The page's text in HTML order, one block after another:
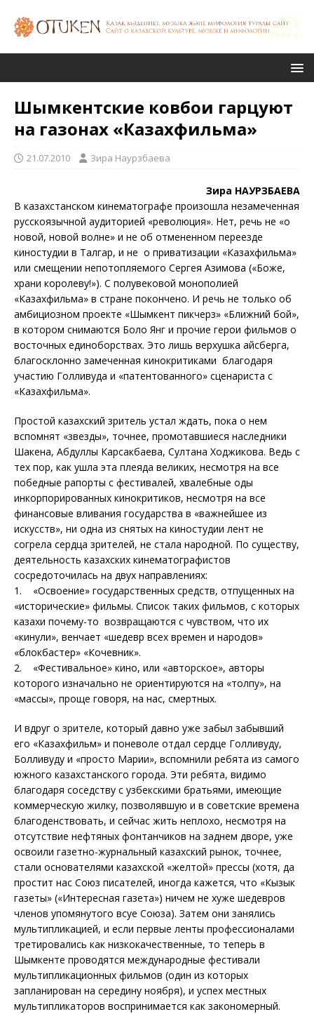
Шымкентские ковбои гарцуют
на газонах «Казахфильма»
21.07.2010 Зира Наурзбаева
Зира НАУРЗБАЕВА
В казахстанском кинематографе произошла незамеченная
русскоязычной аудиторией «революция». Нет, речь не «о
новой, новой волне» и не об отмененном переезде
киностудии в Талгар, и не о приватизации «Казахфильма»
или смещении непотопляемого Сергея Азимова («Боже,
храни королеву!»). С полувековой монополией
«Казахфильма» в стране покончено. И речь не только об
амбициозном проекте «Шымкент пикчерз» «Ближний бой»,
в котором снимаются Боло Янг и прочие герои фильмов о
восточных единоборствах. Это лишь верхушка айсберга,
благосклонно замеченная кинокритиками благодаря
участию Голливуда и «патентованного» сценариста с
«Казахфильма».
Простой казахский зритель устал ждать, пока о нем
вспомнят «звезды», точнее, промотавшиеся наследники
Шакена, Абдуллы Карсакбаева, Султана Ходжикова. Ведь с
тех пор, как ушла эта плеяда великих, несмотря на все
победные рапорты с фестивалей, хвалебные оды
инкорпорированных кинокритиков, несмотря на все
финансовые вливания государства в «важнейшее из
искусств», ни одна из снятых на киностудии лент не
согрела сердца зрителей, не стала народной. По существу,
деятельность казахских кинематографистов
сосредоточилась на двух направлениях:
1. «Освоение» государственных средств, отпущенных на
«исторические» фильмы. Список таких фильмов, с которых
казахи почему-то возвращаются с чувством, что их
«кинули», венчает «шедевр всех времен и народов»
«блокбастер» «Кочевник».
2. «Фестивальное» кино, или «авторское», авторы
которого изначально не ориентируются на «толпу», на
«массы», проще говоря, на нас, смертных.
И вдруг о зрителе, который давно уже забыл забывший
его «Казахфильм» и поневоле отдал сердце Голливуду,
Болливуду и «просто Марии», вспомнили ребята из самого
южного казахстанского города. Эти ребята, видимо
благодаря соседству с узбекскими братьями, имеющие
коммерческую жилку, позволявшую и в советские времена
благоденствовать, и сейчас жить неплохо, несмотря на
отсутствие нефтяных фонтанчиков на заднем дворе, уже
освоили газетно-журнальный казахский рынок, точнее,
стали основателями казахской «желтой» прессы (хотя, да
простит нас Союз писателей, иногда кажется, что «Кызык
газеты» («Интересная газета») ничем не хуже шедевров
членов упомянутого всуе Союза). Затем они занялись
мультипликацией, и если первые ленты профессионалами
третировались как низкокачественные, то теперь в
Шымкенте проводятся международные фестивали
мультипликационных фильмов (один из которых
запланирован на середину ноября), и успех местных
мультипликаторов воспринимается как закономерный.